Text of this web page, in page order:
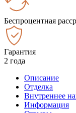
Беспроцентная
Гарантия
2 года
Описание
Отделка
Внутреннее
Информация